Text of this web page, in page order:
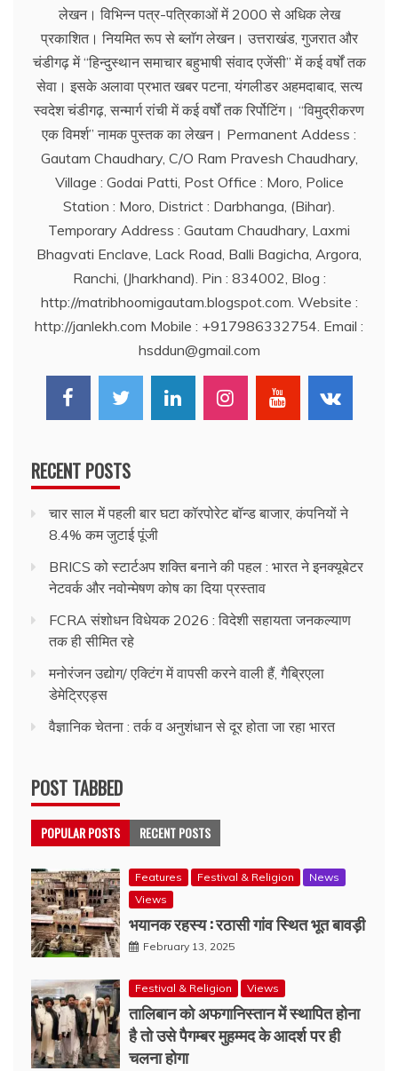
लेखन। विभिन्न पत्र-पत्रिकाओं में 2000 से अधिक लेख
प्रकाशित। नियमित रूप से ब्लाॅग लेखन। उत्तराखंड, गुजरात और
चंडीगढ़ में ‘‘हिन्दुस्थान समाचार बहुभाषी संवाद एजेंसी’’ में कई वर्षों तक
सेवा। इसके अलावा प्रभात खबर पटना, यंगलीडर अहमदाबाद, सत्य
स्वदेश चंडीगढ़, सन्मार्ग रांची में कई वर्षों तक रिर्पोटिंग। ‘‘विमुद्रीकरण
एक विमर्श’’ नामक पुस्तक का लेखन। Permanent Addess :
Gautam Chaudhary, C/O Ram Pravesh Chaudhary,
Village : Godai Patti, Post Office : Moro, Police
Station : Moro, District : Darbhanga, (Bihar).
Temporary Address : Gautam Chaudhary, Laxmi
Bhagvati Enclave, Lack Road, Balli Bagicha, Argora,
Ranchi, (Jharkhand). Pin : 834002, Blog :
http://matribhoomigautam.blogspot.com. Website :
http://janlekh.com Mobile : +917986332754. Email :
hsddun@gmail.com
RECENT POSTS
चार साल में पहली बार घटा कॉरपोरेट बॉन्ड बाजार, कंपनियों ने
8.4% कम जुटाई पूंजी
BRICS को स्टार्टअप शक्ति बनाने की पहल : भारत ने इनक्यूबेटर
नेटवर्क और नवोन्मेषण कोष का दिया प्रस्ताव
FCRA संशोधन विधेयक 2026 : विदेशी सहायता जनकल्याण
तक ही सीमित रहे
मनोरंजन उद्योग/ एक्टिंग में वापसी करने वाली हैं, गैब्रिएला
डेमेट्रिएड्स
वैज्ञानिक चेतना : तर्क व अनुशंधान से दूर होता जा रहा भारत
POST TABBED
POPULAR POSTS RECENT POSTS
Features Festival & Religion
News
Views
भयानक रहस्य : रठासी गांव स्थित भूत बावड़ी
February 13, 2025
Festival & Religion Views
तालिबान को अफगानिस्तान में स्थापित होना
है तो उसे पैगम्बर मुहम्मद के आदर्श पर ही
चलना होगा